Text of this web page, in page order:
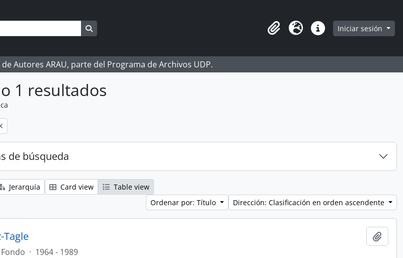
Portapapeles
Idioma Enlaces rápidos
Iniciar sesión
Autores ARAU, parte del Programa de Archivos UDP.
1 resultados
de búsqueda
Jerarquía Card view
Table view
Ordenar por: Título
Dirección: Clasificación en orden ascendente
Tagle
Fondo · 1964 - 1989